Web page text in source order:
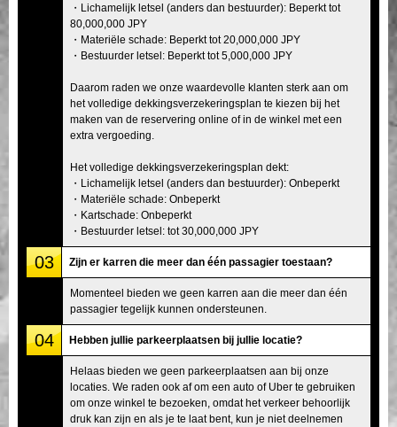
・Lichamelijk letsel (anders dan bestuurder): Beperkt tot
80,000,000 JPY
・Materiële schade: Beperkt tot 20,000,000 JPY
・Bestuurder letsel: Beperkt tot 5,000,000 JPY
Daarom raden we onze waardevolle klanten sterk aan om
het volledige dekkingsverzekeringsplan te kiezen bij het
maken van de reservering online of in de winkel met een
extra vergoeding.
Het volledige dekkingsverzekeringsplan dekt:
・Lichamelijk letsel (anders dan bestuurder): Onbeperkt
・Materiële schade: Onbeperkt
・Kartschade: Onbeperkt
・Bestuurder letsel: tot 30,000,000 JPY
03 Zijn er karren die meer dan één passagier toestaan?
Momenteel bieden we geen karren aan die meer dan één
passagier tegelijk kunnen ondersteunen.
04 Hebben jullie parkeerplaatsen bij jullie locatie?
Helaas bieden we geen parkeerplaatsen aan bij onze
locaties. We raden ook af om een auto of Uber te gebruiken
om onze winkel te bezoeken, omdat het verkeer behoorlijk
druk kan zijn en als je te laat bent, kun je niet deelnemen